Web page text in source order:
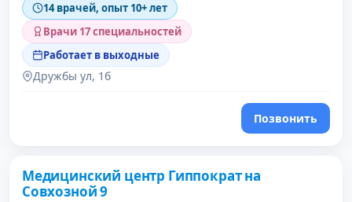
14 врачей, опыт 10+ лет
Врачи 17 специальностей
Работает в выходные
Дружбы ул, 1б
Позвонить
Медицинский центр Гиппократ на
Совхозной 9